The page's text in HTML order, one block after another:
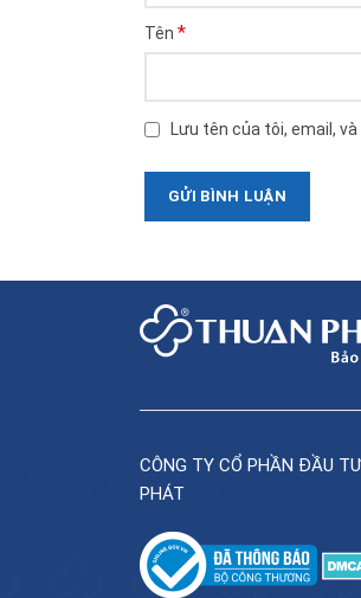
Tên *
Lưu tên của tôi, email,
CÔNG TY CỔ PHẦN ĐẦU
PHÁT